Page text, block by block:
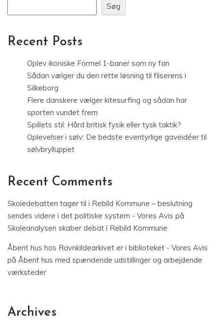
Søg
Recent Posts
Oplev ikoniske Formel 1-baner som ny fan
Sådan vælger du den rette løsning til fliserens i
Silkeborg
Flere danskere vælger kitesurfing og sådan har
sporten vundet frem
Spillets stil: Hård britisk fysik eller tysk taktik?
Oplevelser i sølv: De bedste eventyrlige gaveidéer til
sølvbrylluppet
Recent Comments
Skoledebatten tager til i Rebild Kommune – beslutning
sendes videre i det politiske system - Vores Avis på
Skoleanalysen skaber debat i Rebild Kommune
Åbent hus hos Ravnkildearkivet er i biblioteket - Vores Avis
på Åbent hus med spændende udstillinger og arbejdende
værksteder
Archives